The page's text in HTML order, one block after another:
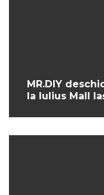
MR.DIY
la Iulius Mall